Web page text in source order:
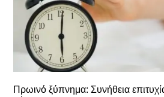
Πρωινό ξύπνημα: Συνήθεια